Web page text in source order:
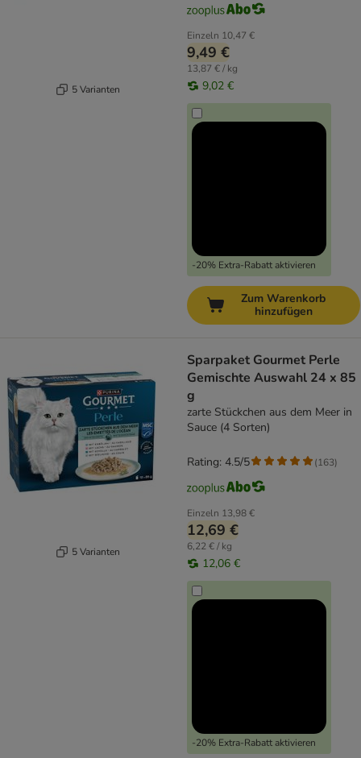
5 Varianten
Einzeln 10,47 €
9,49 €
13,87 € / kg
9,02 €
-20% Extra-Rabatt aktivieren
Zum Warenkorb
hinzufügen
5 Varianten
Sparpaket Gourmet Perle
Gemischte Auswahl 24 x 85
g
zarte Stückchen aus dem Meer in
Sauce (4 Sorten)
Einzeln 13,98 €
12,69 €
6,22 € / kg
12,06 €
-20% Extra-Rabatt aktivieren
Rating: 4.5/5 (163)